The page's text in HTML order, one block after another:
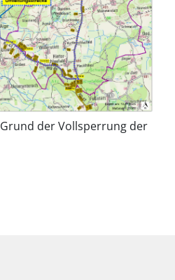
der Vollsperrung der